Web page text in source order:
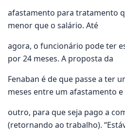
afastamento para tratamento
menor que o salário. Até
agora, o funcionário pode ter
por 24 meses. A proposta da
Fenaban é de que passe a ter
meses entre um afastamento e
outro, para que seja pago a
(retornando ao trabalho).